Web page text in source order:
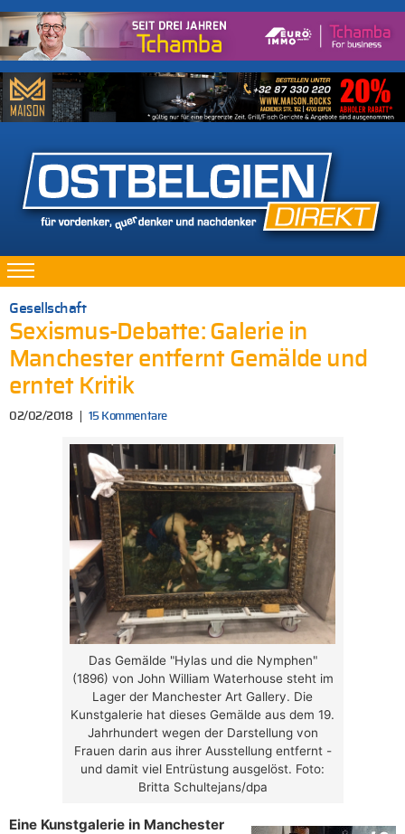
Gesellschaft
Sexismus-Debatte: Galerie in
Manchester entfernt Gemälde und
erntet Kritik
02/02/2018 15 Kommentare
Das Gemälde "Hylas und die Nymphen"
(1896) von John William Waterhouse steht im
Lager der Manchester Art Gallery. Die
Kunstgalerie hat dieses Gemälde aus dem 19.
Jahrhundert wegen der Darstellung von
Frauen darin aus ihrer Ausstellung entfernt -
und damit viel Entrüstung ausgelöst. Foto:
Britta Schultejans/dpa
Eine Kunstgalerie in Manchester